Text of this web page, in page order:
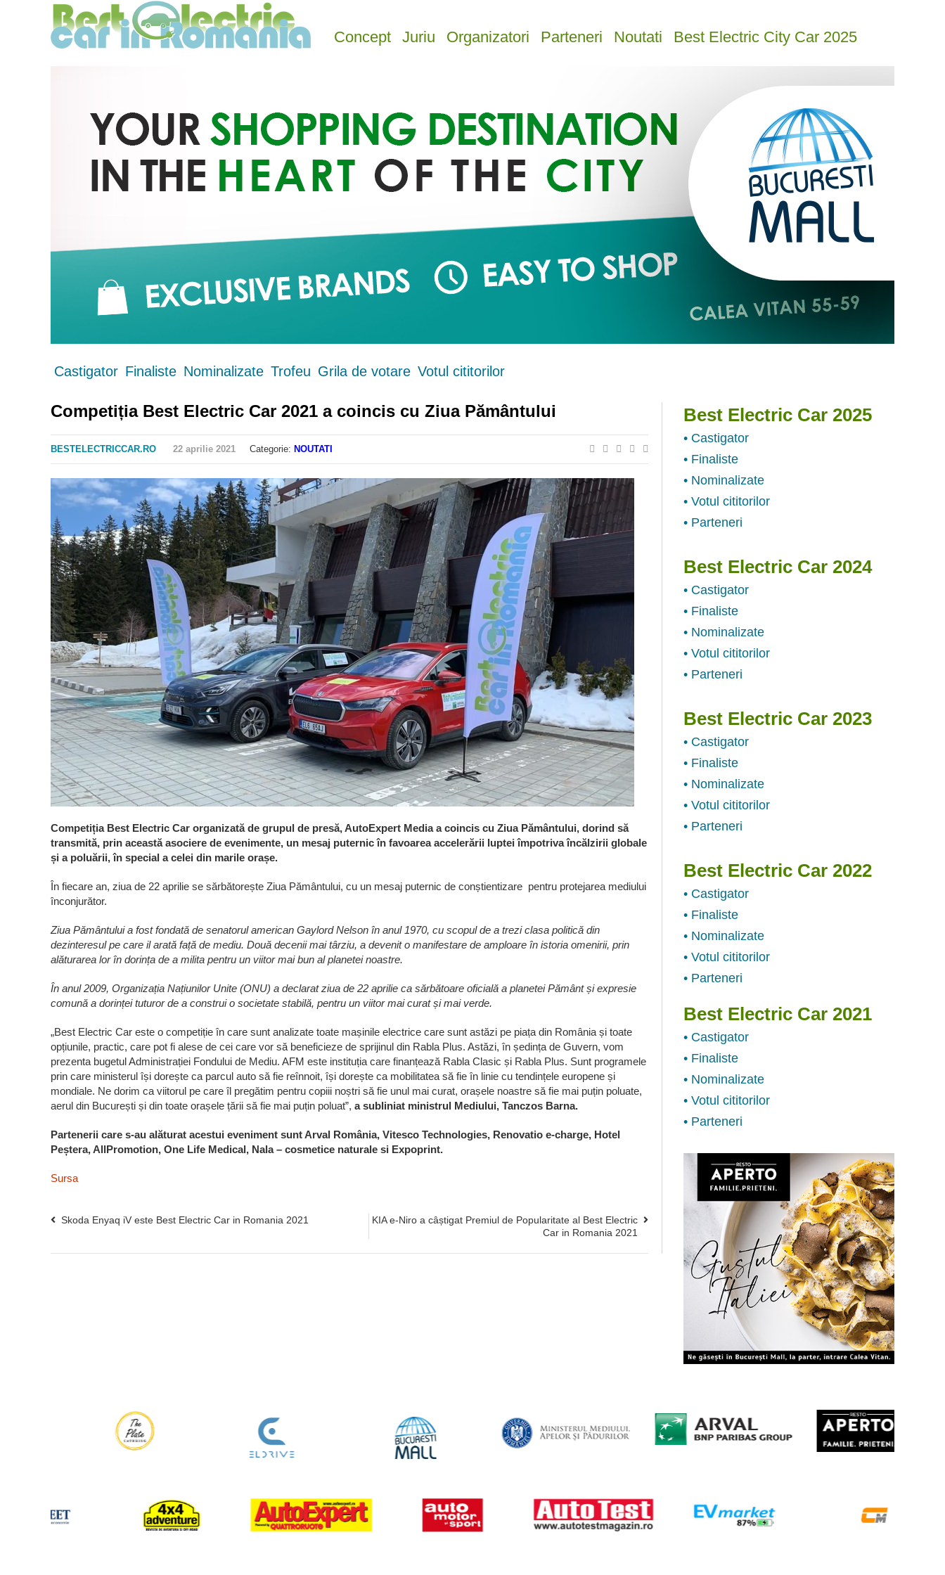
Concept Juriu Organizatori Parteneri Noutati Best Electric City Car 2025
Castigator Finaliste Nominalizate Trofeu Grila de votare Votul cititorilor
Competiția Best Electric Car 2021 a coincis cu Ziua Pământului
BESTELECTRICCAR.RO 22 aprilie 2021 Categorie: NOUTATI
Competiția Best Electric Car organizată de grupul de presă, AutoExpert Media a coincis cu Ziua Pământului, dorind să
transmită, prin această asociere de evenimente, un mesaj puternic în favoarea accelerării luptei împotriva încălzirii globale
și a poluării, în special a celei din marile orașe.
În fiecare an, ziua de 22 aprilie se sărbătorește Ziua Pământului, cu un mesaj puternic de conștientizare pentru protejarea mediului
înconjurător.
Ziua Pământului a fost fondată de senatorul american Gaylord Nelson în anul 1970, cu scopul de a trezi clasa politică din
dezinteresul pe care il arată față de mediu. Două decenii mai târziu, a devenit o manifestare de amploare în istoria omenirii, prin
alăturarea lor în dorința de a milita pentru un viitor mai bun al planetei noastre.
În anul 2009, Organizația Națiunilor Unite (ONU) a declarat ziua de 22 aprilie ca sărbătoare oficială a planetei Pământ și expresie
comună a dorinței tuturor de a construi o societate stabilă, pentru un viitor mai curat și mai verde.
„Best Electric Car este o competiție în care sunt analizate toate mașinile electrice care sunt astăzi pe piața din România și toate
opțiunile, practic, care pot fi alese de cei care vor să beneficieze de sprijinul din Rabla Plus. Astăzi, în ședința de Guvern, vom
prezenta bugetul Administrației Fondului de Mediu. AFM este instituția care finanțează Rabla Clasic și Rabla Plus. Sunt programele
prin care ministerul își dorește ca parcul auto să fie reînnoit, își dorește ca mobilitatea să fie în linie cu tendințele europene și
mondiale. Ne dorim ca viitorul pe care îl pregătim pentru copiii noștri să fie unul mai curat, orașele noastre să fie mai puțin poluate,
aerul din București și din toate orașele țării să fie mai puțin poluat”, a subliniat ministrul Mediului, Tanczos Barna.
Partenerii care s-au alăturat acestui eveniment sunt Arval România, Vitesco Technologies, Renovatio e-charge, Hotel
Peștera, AllPromotion, One Life Medical, Nala – cosmetice naturale si Expoprint.
Sursa
Skoda Enyaq iV este Best Electric Car in Romania 2021
KIA e-Niro a câștigat Premiul de Popularitate al Best Electric
Car in Romania 2021
Best Electric Car 2025
• Castigator
• Finaliste
• Nominalizate
• Votul cititorilor
• Parteneri
Best Electric Car 2024
• Castigator
• Finaliste
• Nominalizate
• Votul cititorilor
• Parteneri
Best Electric Car 2023
• Castigator
• Finaliste
• Nominalizate
• Votul cititorilor
• Parteneri
Best Electric Car 2022
• Castigator
• Finaliste
• Nominalizate
• Votul cititorilor
• Parteneri
Best Electric Car 2021
• Castigator
• Finaliste
• Nominalizate
• Votul cititorilor
• Parteneri